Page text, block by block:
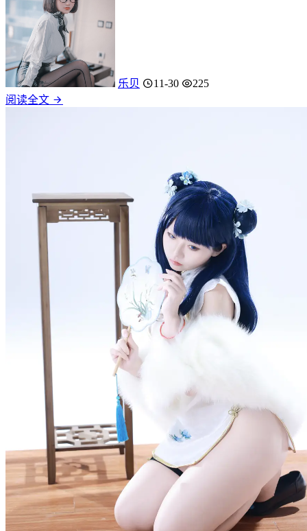
乐贝 11-30
225
阅读全文